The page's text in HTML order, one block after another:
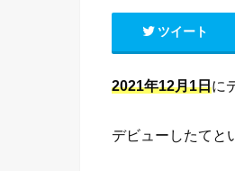
ツイート
2021年12月1日に
デビューしたてと